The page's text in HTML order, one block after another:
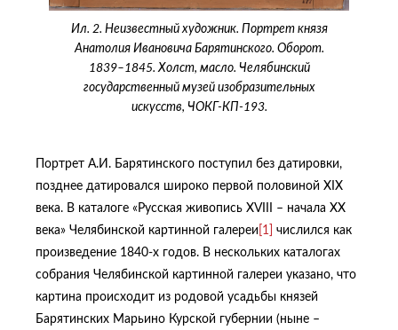
Ил. 2. Неизвестный художник. Портрет князя
Анатолия Ивановича Барятинского. Оборот.
1839–1845. Холст, масло. Челябинский
государственный музей изобразительных
искусств, ЧОКГ-КП-193.
Портрет А.И. Барятинского поступил без датировки,
позднее датировался широко первой половиной XIX
века. В каталоге «Русская живопись XVIII – начала XX
века» Челябинской картинной галереи [1] числился как
произведение 1840-х годов. В нескольких каталогах
собрания Челябинской картинной галереи указано, что
картина происходит из родовой усадьбы князей
Барятинских Марьино Курской губернии (ныне –